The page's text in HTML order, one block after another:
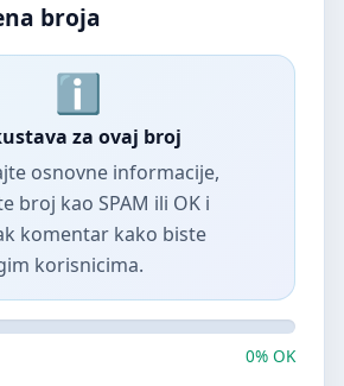
broja
za ovaj broj
osnovne informacije,
broj kao SPAM ili OK i
komentar kako biste
korisnicima.
0% OK